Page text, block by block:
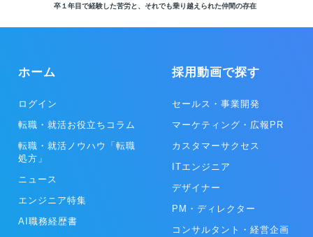
卒１年目で経験した苦労と、それでも乗り越えられた仲間の存在
ホーム
ログイン
転職・就活お役立ちコラム
転職・就活ノウハウ「転職
処方」
ニュース
エンジニア特集
AI職務経歴書
採用動画で探す
セールス・事業開発
マーケティング・広報PR
カスタマーサクセス
ITエンジニア
デザイナー
PM・ディレクター
コンサルタント・経営企画